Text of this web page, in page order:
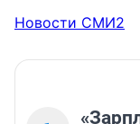
Новости СМИ2